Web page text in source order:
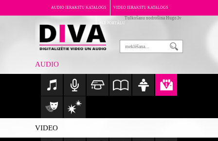
AUDIO IERAKSTU KATALOGS VIDEO IERAKSTU KATALOGS
PAR PORTĀLU
Tulkošanu nodrošina Hugo.lv
AUDIO
VIDEO